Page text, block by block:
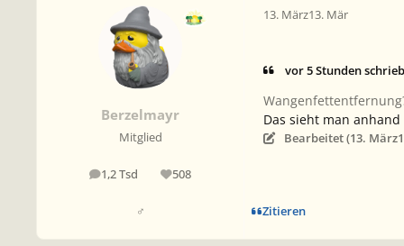
Berzelmayr
Mitglied
1,2 Tsd
Beiträge 508
Reputation
♂
13. März13. Mär
vor 5 Stunden
Das sieht man
Bearbeitet (13. März
Zitieren